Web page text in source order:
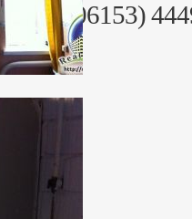
+38 (06153)